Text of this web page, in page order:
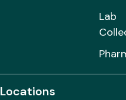
Lab
Locations